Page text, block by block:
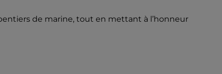
de marine, tout en mettant à l’honneur